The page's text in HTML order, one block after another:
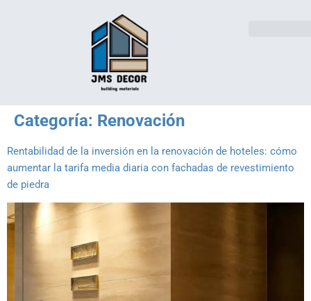
Categoría: Renovación
Rentabilidad de la inversión en la renovación de hoteles: cómo
aumentar la tarifa media diaria con fachadas de revestimiento
de piedra